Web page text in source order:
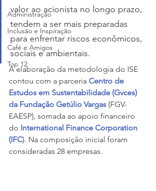
Administração
Inclusão e Inspiração
Café e Amigos
Top 12
valor ao acionista no longo prazo,
tendem a ser mais preparadas
para enfrentar riscos econômicos,
sociais e ambientais.
A elaboração da metodologia do ISE
contou com a parceria Centro de
Estudos em Sustentabilidade (Gvces)
da Fundação Getúlio Vargas (FGV-
EAESP), somada ao apoio financeiro
do International Finance Corporation
(IFC). Na composição inicial foram
consideradas 28 empresas.